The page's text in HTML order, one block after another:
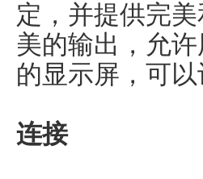
定，并提供完
美的输出，允
的显示屏，可
连接